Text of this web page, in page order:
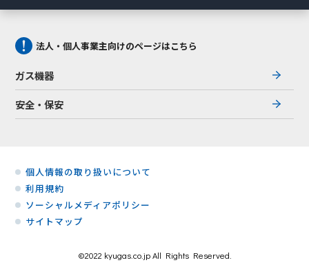
法人・個人事業主向けのページはこちら
ガス機器
安全・保安
個人情報の取り扱いについて
利用規約
ソーシャルメディアポリシー
サイトマップ
©2022 kyugas.co.jp All Rights Reserved.